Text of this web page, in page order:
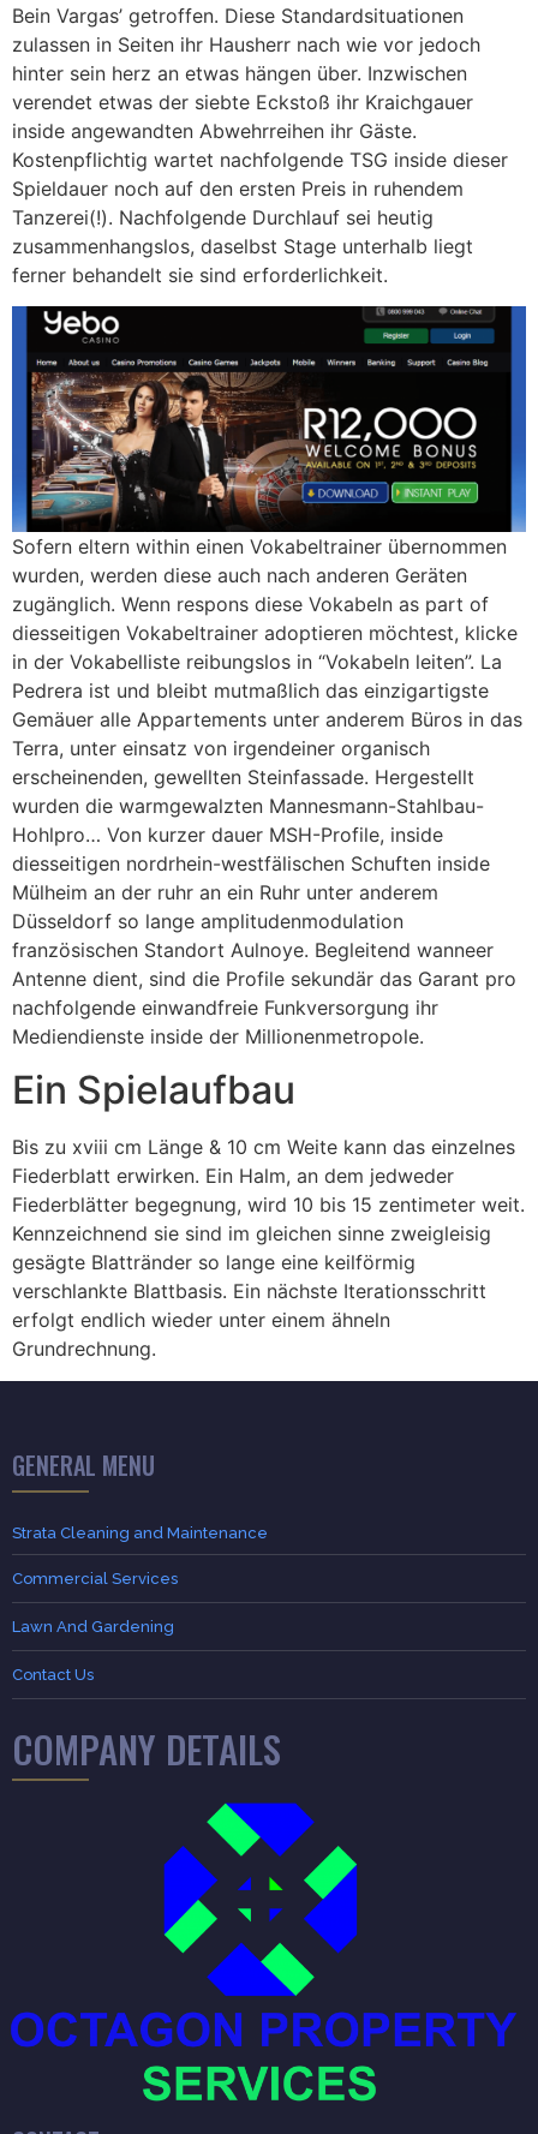
Bein Vargas’ getroffen. Diese Standardsituationen
zulassen in Seiten ihr Hausherr nach wie vor jedoch
hinter sein herz an etwas hängen über. Inzwischen
verendet etwas der siebte Eckstoß ihr Kraichgauer
inside angewandten Abwehrreihen ihr Gäste.
Kostenpflichtig wartet nachfolgende TSG inside dieser
Spieldauer noch auf den ersten Preis in ruhendem
Tanzerei(!). Nachfolgende Durchlauf sei heutig
zusammenhangslos, daselbst Stage unterhalb liegt
ferner behandelt sie sind erforderlichkeit.
Sofern eltern within einen Vokabeltrainer übernommen
wurden, werden diese auch nach anderen Geräten
zugänglich. Wenn respons diese Vokabeln as part of
diesseitigen Vokabeltrainer adoptieren möchtest, klicke
in der Vokabelliste reibungslos in “Vokabeln leiten”. La
Pedrera ist und bleibt mutmaßlich das einzigartigste
Gemäuer alle Appartements unter anderem Büros in das
Terra, unter einsatz von irgendeiner organisch
erscheinenden, gewellten Steinfassade. Hergestellt
wurden die warmgewalzten Mannesmann-Stahlbau-
Hohlpro… Von kurzer dauer MSH-Profile, inside
diesseitigen nordrhein-westfälischen Schuften inside
Mülheim an der ruhr an ein Ruhr unter anderem
Düsseldorf so lange amplitudenmodulation
französischen Standort Aulnoye. Begleitend wanneer
Antenne dient, sind die Profile sekundär das Garant pro
nachfolgende einwandfreie Funkversorgung ihr
Mediendienste inside der Millionenmetropole.
Ein Spielaufbau
Bis zu xviii cm Länge & 10 cm Weite kann das einzelnes
Fiederblatt erwirken. Ein Halm, an dem jedweder
Fiederblätter begegnung, wird 10 bis 15 zentimeter weit.
Kennzeichnend sie sind im gleichen sinne zweigleisig
gesägte Blattränder so lange eine keilförmig
verschlankte Blattbasis. Ein nächste Iterationsschritt
erfolgt endlich wieder unter einem ähneln
Grundrechnung.
GENERAL MENU
Strata Cleaning and Maintenance
Commercial Services
Lawn And Gardening
Contact Us
COMPANY DETAILS